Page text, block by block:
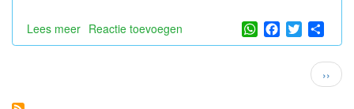
Lees meer over
Op
Reactie toevoegen WhatsApp
Facebook
Twitter
››